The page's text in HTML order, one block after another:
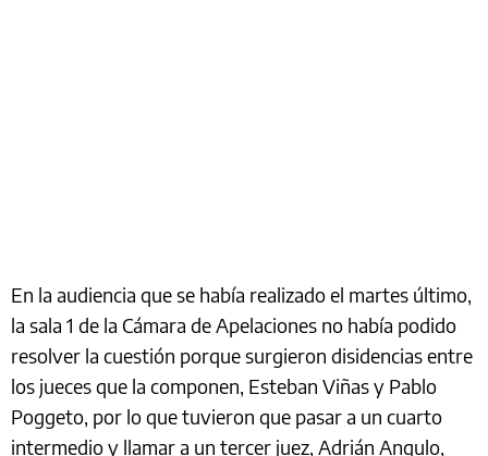
En la audiencia que se había realizado el martes último,
la sala 1 de la Cámara de Apelaciones no había podido
resolver la cuestión porque surgieron disidencias entre
los jueces que la componen, Esteban Viñas y Pablo
Poggeto, por lo que tuvieron que pasar a un cuarto
intermedio y llamar a un tercer juez, Adrián Angulo,